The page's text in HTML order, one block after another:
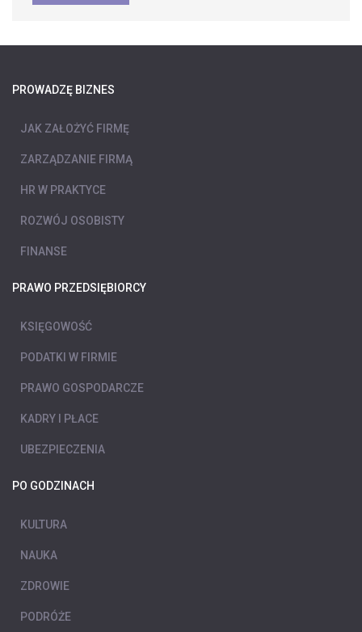
PROWADZĘ BIZNES
JAK ZAŁOŻYĆ FIRMĘ
ZARZĄDZANIE FIRMĄ
HR W PRAKTYCE
ROZWÓJ OSOBISTY
FINANSE
PRAWO PRZEDSIĘBIORCY
KSIĘGOWOŚĆ
PODATKI W FIRMIE
PRAWO GOSPODARCZE
KADRY I PŁACE
UBEZPIECZENIA
PO GODZINACH
KULTURA
NAUKA
ZDROWIE
PODRÓŻE